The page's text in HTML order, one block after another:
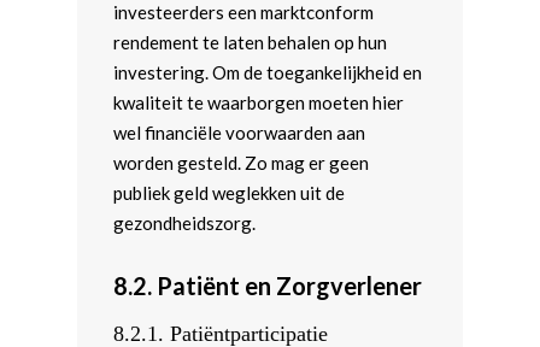
investeerders een marktconform
rendement te laten behalen op hun
investering. Om de toegankelijkheid en
kwaliteit te waarborgen moeten hier
wel financiële voorwaarden aan
worden gesteld. Zo mag er geen
publiek geld weglekken uit de
gezondheidszorg.
8.2. Patiënt en Zorgverlener
8.2.1.Patiëntparticipatie